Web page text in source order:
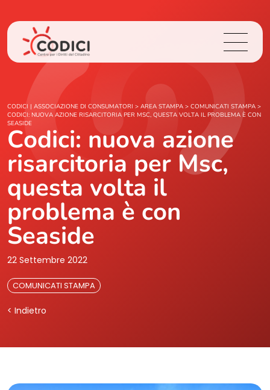
Chi Siamo
Cosa Facciamo
Area Stampa
Contatti
CODICI | ASSOCIAZIONE DI CONSUMATORI > AREA STAMPA > COMUNICATI STAMPA >
CODICI: NUOVA AZIONE RISARCITORIA PER MSC, QUESTA VOLTA IL PROBLEMA È CON
SEASIDE
Codici: nuova azione
risarcitoria per Msc,
questa volta il
problema è con
Seaside
22 Settembre 2022
COMUNICATI STAMPA
< Indietro